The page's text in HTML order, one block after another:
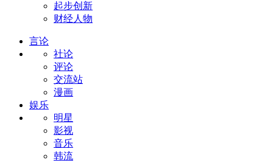
起步创新
财经人物
言论
社论
评论
交流站
漫画
娱乐
明星
影视
音乐
韩流